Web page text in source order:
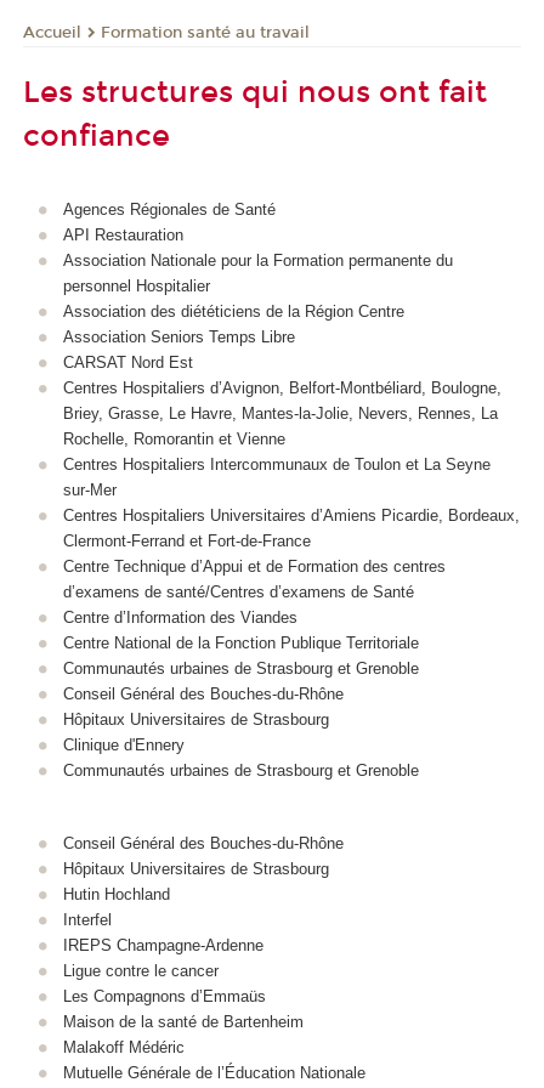
Accueil Formation santé au travail
Les structures qui nous ont fait
confiance
Agences Régionales de Santé
API Restauration
Association Nationale pour la Formation permanente du
personnel Hospitalier
Association des diététiciens de la Région Centre
Association Seniors Temps Libre
CARSAT Nord Est
Centres Hospitaliers d’Avignon, Belfort-Montbéliard, Boulogne,
Briey, Grasse, Le Havre, Mantes-la-Jolie, Nevers, Rennes, La
Rochelle, Romorantin et Vienne
Centres Hospitaliers Intercommunaux de Toulon et La Seyne
sur-Mer
Centres Hospitaliers Universitaires d’Amiens Picardie, Bordeaux,
Clermont-Ferrand et Fort-de-France
Centre Technique d’Appui et de Formation des centres
d’examens de santé/Centres d’examens de Santé
Centre d’Information des Viandes
Centre National de la Fonction Publique Territoriale
Communautés urbaines de Strasbourg et Grenoble
Conseil Général des Bouches-du-Rhône
Hôpitaux Universitaires de Strasbourg
Clinique d'Ennery
Communautés urbaines de Strasbourg et Grenoble
Conseil Général des Bouches-du-Rhône
Hôpitaux Universitaires de Strasbourg
Hutin Hochland
Interfel
IREPS Champagne-Ardenne
Ligue contre le cancer
Les Compagnons d’Emmaüs
Maison de la santé de Bartenheim
Malakoff Médéric
Mutuelle Générale de l’Éducation Nationale